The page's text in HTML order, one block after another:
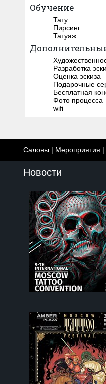
Обучение
Тату
Пирсинг
Татуаж
Разработка
Оценка эскиза
Подарочные
Бесплатная
Фото процесса
wifi
Салоны | Мероприятия |
Новости